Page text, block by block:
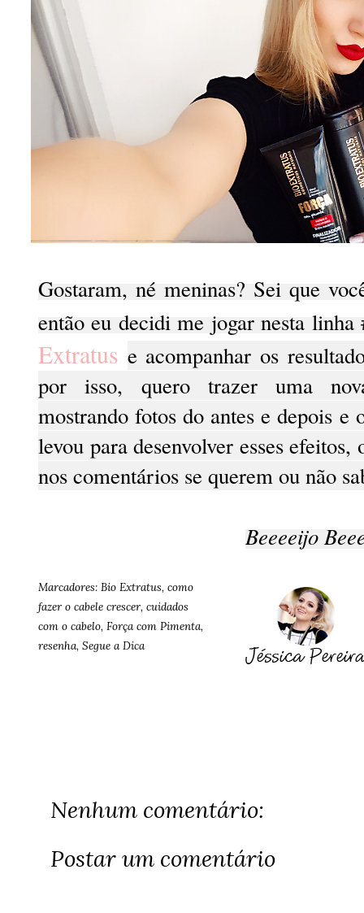
Gostaram, né meninas? Sei que
então eu decidi me jogar nesta
Extratus e acompanhar os
por isso, quero trazer uma
mostrando fotos do antes e depois e
levou para desenvolver esses
nos comentários se querem ou não
Beeeeijo
Marcadores: Bio Extratus, como
fazer o cabele crescer, cuidados
com o cabelo, Força com Pimenta,
resenha, Segue a Dica
Nenhum comentário:
Postar um comentário